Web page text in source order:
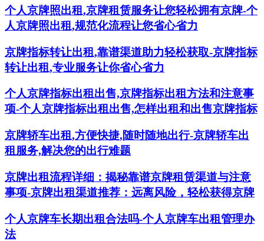
个人京牌照出租,京牌租赁服务让您轻松拥有京牌-个
人京牌照出租,规范化流程让您省心省力
京牌指标转让出租,靠谱渠道助力轻松获取-京牌指标
转让出租,专业服务让你省心省力
个人京牌指标出租出售,京牌指标出租方法和注意事
项-个人京牌指标出租出售,怎样出租和出售京牌指标
京牌轿车出租,方便快捷,随时随地出行-京牌轿车出
租服务,解决您的出行难题
京牌出租流程详细：揭秘靠谱京牌租赁渠道与注意
事项-京牌出租渠道推荐：远离风险，轻松获得京牌
个人京牌车长期出租合法吗-个人京牌车出租管理办
法